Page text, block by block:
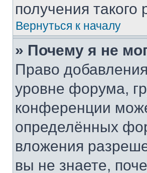
получения
Вернуться к началу
» Почему я не
Право
уровне форума,
конференции
определённых
вложения
вы не знаете,